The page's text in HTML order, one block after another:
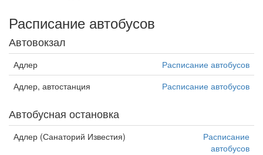
Расписание автобусов
Автовокзал
Адлер
Расписание автобусов
Адлер, автостанция
Расписание автобусов
Автобусная остановка
Адлер (Санаторий Известия)
Расписание
автобусов